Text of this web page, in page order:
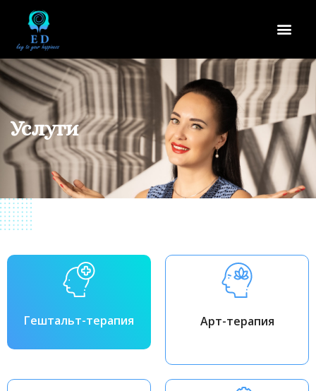
Услуги
Гештальт-терапия Арт-терапия